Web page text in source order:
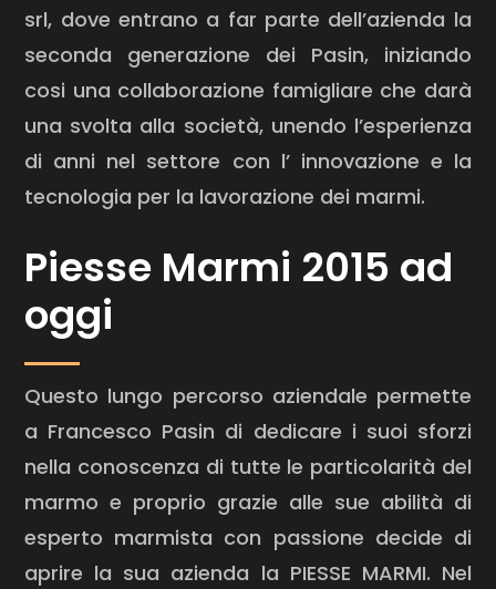
srl, dove entrano a far parte dell’azienda la
seconda generazione dei Pasin, iniziando
cosi una collaborazione famigliare che darà
una svolta alla società, unendo l’esperienza
di anni nel settore con l’ innovazione e la
tecnologia per la lavorazione dei marmi.
Piesse Marmi 2015 ad
oggi
Questo lungo percorso aziendale permette
a Francesco Pasin di dedicare i suoi sforzi
nella conoscenza di tutte le particolarità del
marmo e proprio grazie alle sue abilità di
esperto marmista con passione decide di
aprire la sua azienda la PIESSE MARMI. Nel